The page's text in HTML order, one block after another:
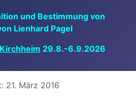
und Bestimmung von
Lienhard Pagel
29.8.-6.9.2026
21. März 2016